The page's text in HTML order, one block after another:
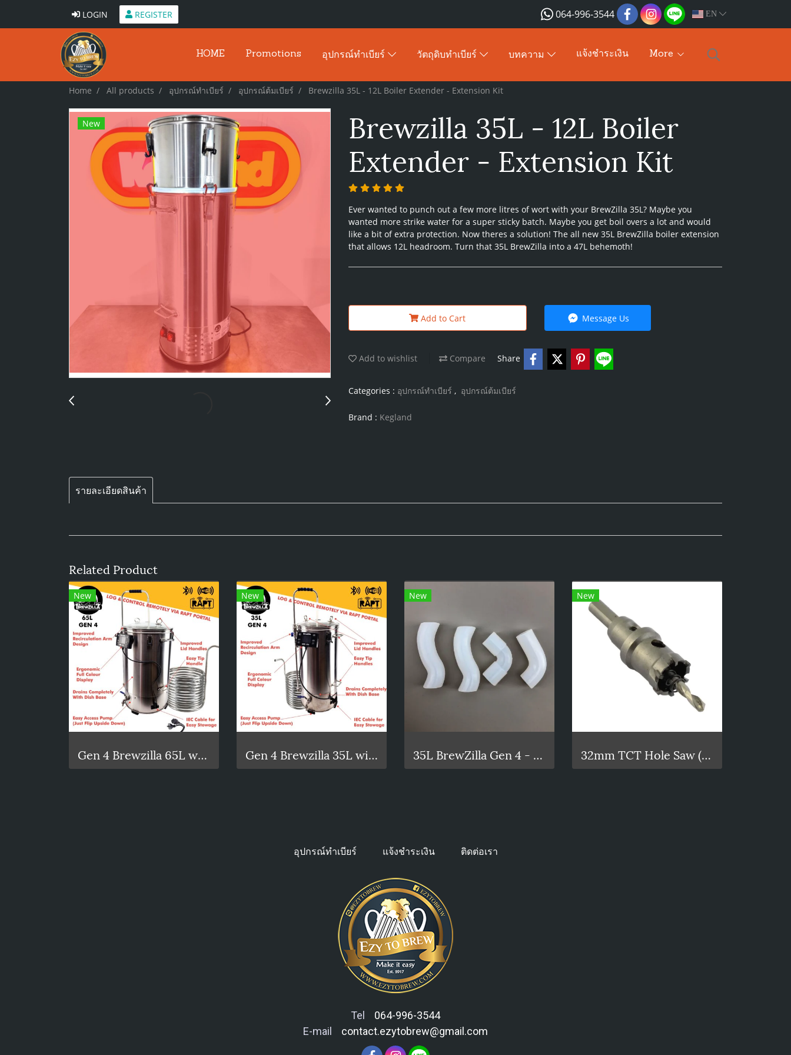
LOGIN REGISTER 064-996-3544 EN
HOME Promotions อุปกรณ์ทำเบียร์ วัตถุดิบทำเบียร์ บทความ แจ้งชำระเงิน More
Home All products อุปกรณ์ทำเบียร์ อุปกรณ์ต้มเบียร์ Brewzilla 35L - 12L Boiler Extender - Extension Kit
New
Brewzilla 35L - 12L Boiler
Extender - Extension Kit
Ever wanted to punch out a few more litres of wort with your BrewZilla 35L? Maybe you
wanted more strike water for a super sticky batch. Maybe you get boil overs a lot and would
like a bit of extra protection. Now theres a solution! The all new 35L BrewZilla boiler extension
that allows 12L headroom. Turn that 35L BrewZilla into a 47L behemoth!
Add to Cart Message Us
Add to wishlist Compare Share
Categories : อุปกรณ์ทำเบียร์ , อุปกรณ์ต้มเบียร์
Brand : Kegland
รายละเอียดสินค้า
Related Product
New
Gen 4 Brewzilla 65L with Pump 1900/500w - 220-240V AC
New
Gen 4 Brewzilla 35L with Pump 1900/500w - 220-240V AC
New
35L BrewZilla Gen 4 - Silicone Pump Tubing Kit
New
32mm TCT Hole Saw (Tungsten Carbide Tipped)
อุปกรณ์ทำเบียร์ แจ้งชำระเงิน ติดต่อเรา
Tel
064-996-3544
E-mail
contact.ezytobrew@gmail.com